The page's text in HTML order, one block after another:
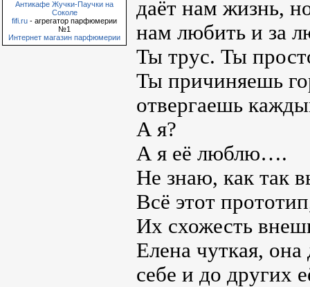
Антикафе Жучки-Паучки на
Соколе
fifi.ru - агрегатор парфюмерии
№1
Интернет магазин парфюмерии
даёт нам жизнь,
нам любить и за
Ты трус. Ты
Ты причиняешь
отвергаешь
А я?
А я её люблю….
Не знаю, как так
Всё этот
Их схожесть
Елена чуткая,
себе и до других